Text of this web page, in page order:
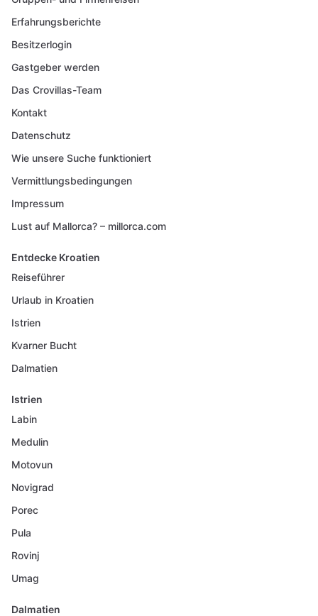
Erfahrungsberichte
Besitzerlogin
Gastgeber werden
Das Crovillas-Team
Kontakt
Datenschutz
Wie unsere Suche funktioniert
Vermittlungsbedingungen
Impressum
Lust auf Mallorca? – millorca.com
Entdecke Kroatien
Reiseführer
Urlaub in Kroatien
Istrien
Kvarner Bucht
Dalmatien
Istrien
Labin
Medulin
Motovun
Novigrad
Porec
Pula
Rovinj
Umag
Dalmatien